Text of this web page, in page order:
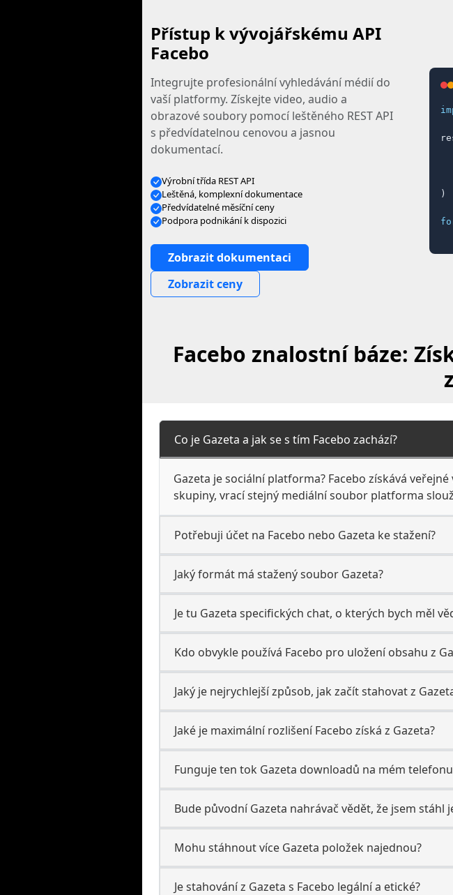
Přístup k vývojářskému API
Facebo
Integrujte profesionální vyhledávání médií do
vaší platformy. Získejte video, audio a
obrazové soubory pomocí leštěného REST API
s předvídatelnou cenovou a jasnou
dokumentací.
Výrobní třída REST API
Leštěná, komplexní dokumentace
Předvídatelné měsíční ceny
Podpora podnikání k dispozici
Zobrazit dokumentaci
Zobrazit ceny
)
Facebo znalostní báze:
Co je Gazeta a jak se s tím Facebo zachází?
Gazeta je sociální platforma? Facebo získává
skupiny, vrací stejný mediální soubor platforma
Potřebuji účet na Facebo nebo Gazeta ke stažení?
Jaký formát má stažený soubor Gazeta?
Je tu Gazeta specifických chat, o kterých bych měl
Kdo obvykle používá Facebo pro uložení obsahu z
Jaký je nejrychlejší způsob, jak začít stahovat z
Jaké je maximální rozlišení Facebo získá z Gazeta?
Funguje ten tok Gazeta downloadů na mém
Bude původní Gazeta nahrávač vědět, že jsem stáhl
Mohu stáhnout více Gazeta položek najednou?
Je stahování z Gazeta s Facebo legální a etické?